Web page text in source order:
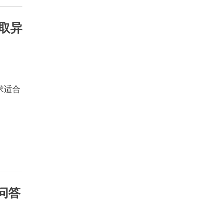
异
适合
答